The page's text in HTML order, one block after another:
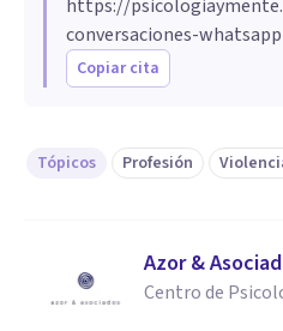
https://
conversaciones-
Copiar cita
Tópicos Profesión
Azor &
Centro de